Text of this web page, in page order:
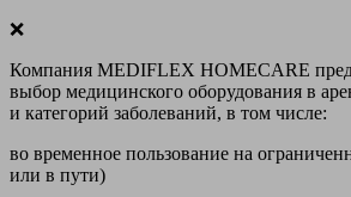
❌
Компания MEDIFLEX HOMECARE
выбор медицинского оборудования в
и категорий заболеваний, в том числе:
во временное пользование на
или в пути)